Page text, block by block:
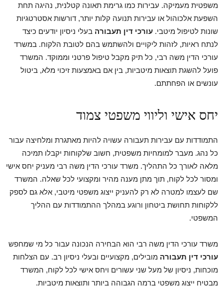
משפטית מעמיקה. עבירות כמו גרימת תאונה קטלנית, נהיגה תחת
השפעת אלכוהול או עבירות תנועה קלות יותר, דורשות אסטרטגיות
שונות לטיפול מיטבי. עורכי דין תעבורה בעלי ניסיון יודעים כיצד
לנתח ראיות, לזהות ליקויים ולהשתמש בהם לטובת הלקוח. במשרד
עורכי הדין משה רבי, כל תיק מקבל טיפול פרטני וממוקד. המשרד
פועל להשגת תוצאות מיטביות, בין אם באמצעות זיכוי מלא, ביטול
עונשים או הפחתתם.
יחס אישי וליווי משפטי צמוד
התמודדות עם עבירות תעבורה עשויה להיות מאתגרת ומלחיצה עבור
כל נהג. מעבר למומחיות משפטית, חשוב שלקוחות יקבלו תמיכה
מלאה לאורך כל התהליך. משרד עורכי הדין משה רבי מעניק יחס אישי
ומסור לכל לקוח, תוך מתן מענה מהיר ומקצועי לכל שאלה. המשרד
שם לעצמו למטרה לא רק להעניק ייצוג משפטי מיטבי, אלא גם לספק
ללקוחות תחושת ביטחון ורוגע במהלך ההתמודדות עם ההליך
המשפטי.
משרד עורכי הדין משה רבי הוא הבחירה הנכונה עבור כל מי שמחפש
עורכי דין תעבורה מובילים, מקצועיים ובעלי ניסיון רב. עם הצלחות
מוכחות, ניסיון של מעל שני עשורים ויחס אישי לכל לקוח, המשרד
מבטיח ייצוג משפטי ברמה הגבוהה ביותר ותוצאות מיטביות.